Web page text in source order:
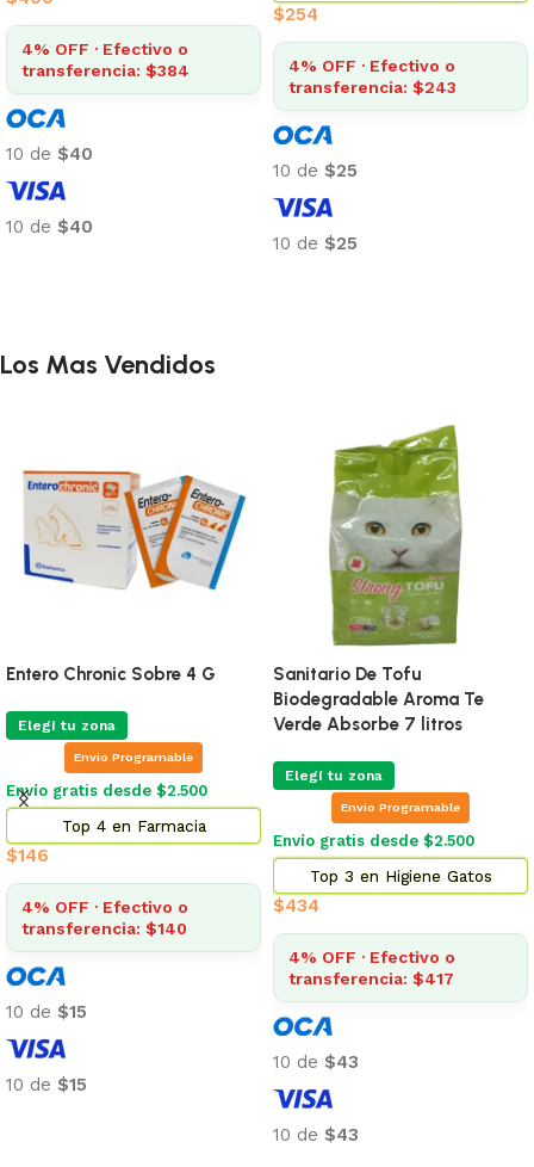
4% OFF · Efectivo o
transferencia: $384
10 de $40
10 de $40
$254
4% OFF · Efectivo o
transferencia: $243
10 de $25
10 de $25
Los Mas Vendidos
Entero Chronic Sobre 4 G
Elegí tu zona
Envio Programable
Envío gratis desde $2.500
Top 4 en Farmacia
$146
4% OFF · Efectivo o
transferencia: $140
10 de $15
10 de $15
Sanitario De Tofu
Biodegradable Aroma Te
Verde Absorbe 7 litros
Elegí tu zona
Envio Programable
Envío gratis desde $2.500
Top 3 en Higiene Gatos
$434
4% OFF · Efectivo o
transferencia: $417
10 de $43
10 de $43